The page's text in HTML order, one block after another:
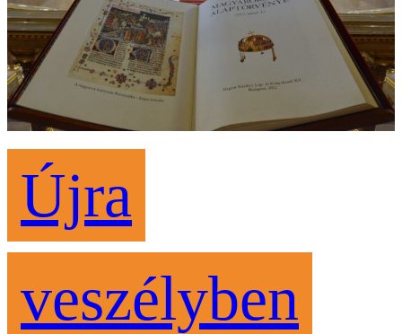
Újra
veszélyben